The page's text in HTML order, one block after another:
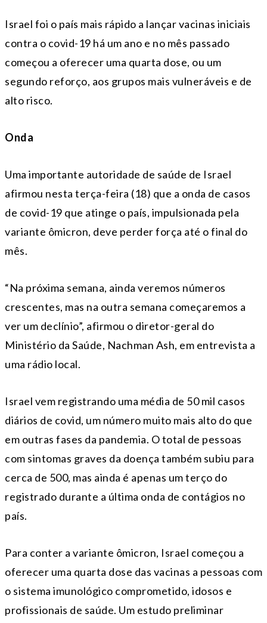
Israel foi o país mais rápido a lançar vacinas iniciais
contra o covid-19 há um ano e no mês passado
começou a oferecer uma quarta dose, ou um
segundo reforço, aos grupos mais vulneráveis e de
alto risco.
Onda
Uma importante autoridade de saúde de Israel
afirmou nesta terça-feira (18) que a onda de casos
de covid-19 que atinge o país, impulsionada pela
variante ômicron, deve perder força até o final do
mês.
“Na próxima semana, ainda veremos números
crescentes, mas na outra semana começaremos a
ver um declínio”, afirmou o diretor-geral do
Ministério da Saúde, Nachman Ash, em entrevista a
uma rádio local.
Israel vem registrando uma média de 50 mil casos
diários de covid, um número muito mais alto do que
em outras fases da pandemia. O total de pessoas
com sintomas graves da doença também subiu para
cerca de 500, mas ainda é apenas um terço do
registrado durante a última onda de contágios no
país.
Para conter a variante ômicron, Israel começou a
oferecer uma quarta dose das vacinas a pessoas com
o sistema imunológico comprometido, idosos e
profissionais de saúde. Um estudo preliminar